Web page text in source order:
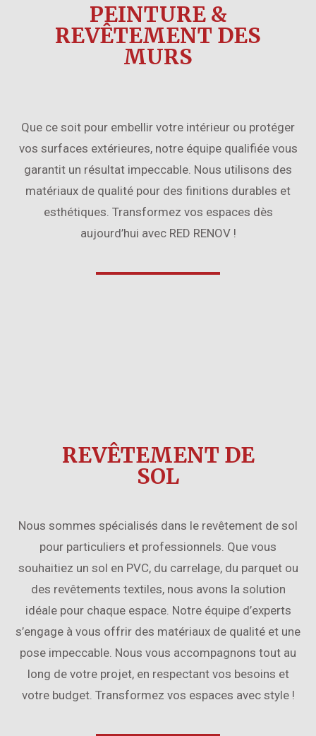
PEINTURE &
REVÊTEMENT DES
MURS
Que ce soit pour embellir votre intérieur ou protéger
vos surfaces extérieures, notre équipe qualifiée vous
garantit un résultat impeccable. Nous utilisons des
matériaux de qualité pour des finitions durables et
esthétiques. Transformez vos espaces dès
aujourd’hui avec RED RENOV !
REVÊTEMENT DE
SOL
Nous sommes spécialisés dans le revêtement de sol
pour particuliers et professionnels. Que vous
souhaitiez un sol en PVC, du carrelage, du parquet ou
des revêtements textiles, nous avons la solution
idéale pour chaque espace. Notre équipe d’experts
s’engage à vous offrir des matériaux de qualité et une
pose impeccable. Nous vous accompagnons tout au
long de votre projet, en respectant vos besoins et
votre budget. Transformez vos espaces avec style !